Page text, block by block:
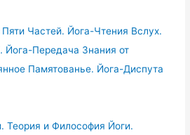
Частей. Йога-Чтения Вслух.
Йога-Передача Знания от
Памятованье. Йога-Диспута
Теория и Философия Йоги.